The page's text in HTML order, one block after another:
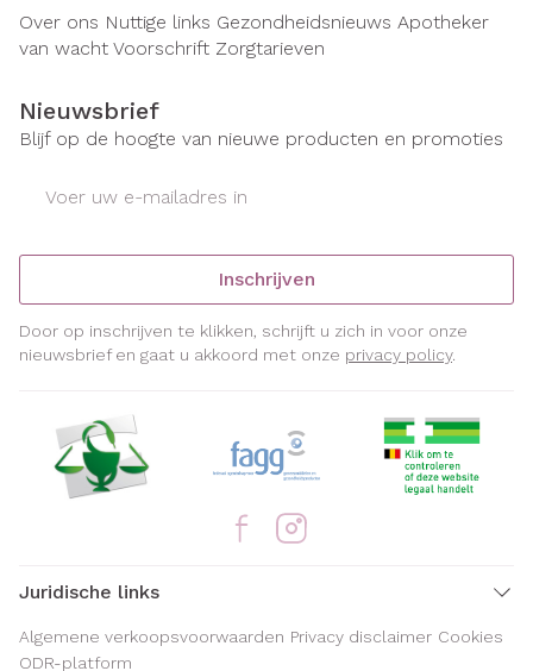
Over ons Nuttige links Gezondheidsnieuws Apotheker
van wacht Voorschrift Zorgtarieven
Nieuwsbrief
Blijf op de hoogte van nieuwe producten en promoties
Inschrijven
Door op inschrijven te klikken, schrijft u zich in voor onze
nieuwsbrief en gaat u akkoord met onze privacy policy.
Juridische links
Algemene verkoopsvoorwaarden Privacy disclaimer Cookies
ODR-platform